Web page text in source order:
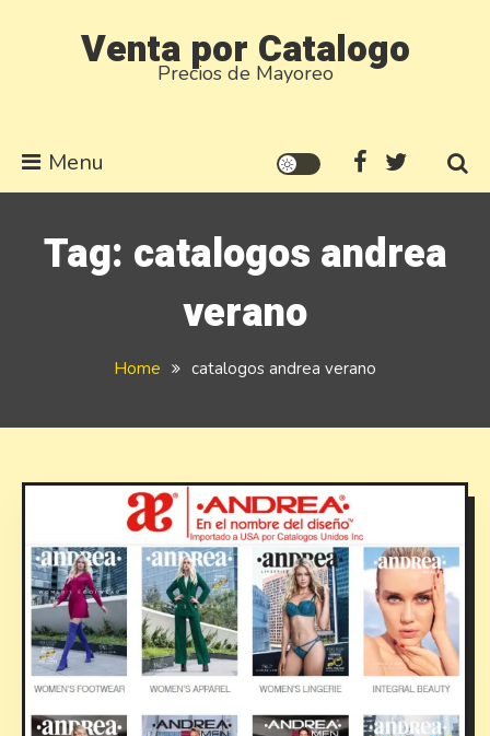
Venta por Catalogo
Precios de Mayoreo
Menu
Tag: catalogos andrea
verano
Home catalogos andrea verano